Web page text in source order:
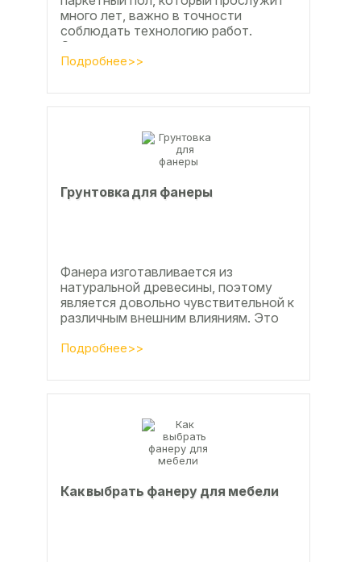
много лет, важно в точности
соблюдать технологию работ.
Сегодня одним из самых простых и
эффективных методов считается...
Подробнее>>
Грунтовка для фанеры
Фанера изготавливается из
натуральной древесины, поэтому
является довольно чувствительной к
различным внешним влияниям. Это
расширении, растрескивании,...
Подробнее>>
Как выбрать фанеру для мебели